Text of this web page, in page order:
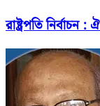
রাষ্ট্রপতি নির্বাচন